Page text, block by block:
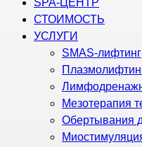
SPA-ЦЕНТР
СТОИМОСТЬ
УСЛУГИ
SMAS-лифтинг
Мезотерапия
Обертывания